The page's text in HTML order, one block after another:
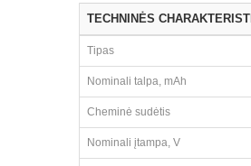
TECHNINĖS
Tipas
Nominali talpa, mAh
Cheminė sudėtis
Nominali įtampa, V